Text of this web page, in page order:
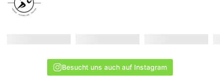
Besucht uns auch auf Instagram